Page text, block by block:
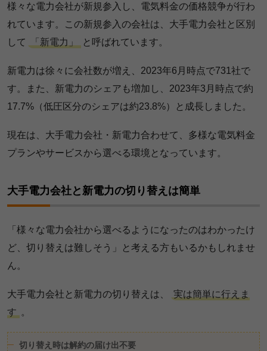
様々な電力会社が新規参入し、電気料金の価格競争が行わ
れています。この新規参入の会社は、大手電力会社と区別
して
「新電力」 と呼ばれています。
新電力は徐々に会社数が増え、2023年6月時点で731社で
す。また、新電力のシェアも増加し、2023年3月時点で約
17.7%（低圧区分のシェアは約23.8%）と成長しました。
現在は、大手電力会社・新電力合わせて、多様な電気料金
プランやサービスから選べる環境となっています。
大手電力会社と新電力の切り替えは簡単
「様々な電力会社から選べるようになったのはわかったけ
ど、切り替えは難しそう」と考える方もいるかもしれませ
ん。
大手電力会社と新電力の切り替えは、
実は簡単に行えま
す 。
切り替え時は解約の届け出不要